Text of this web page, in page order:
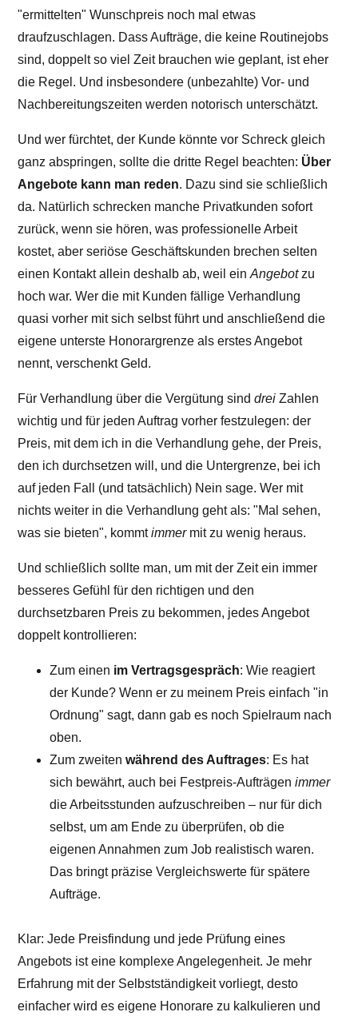
"ermittelten" Wunschpreis noch mal etwas
draufzuschlagen. Dass Aufträge, die keine Routinejobs
sind, doppelt so viel Zeit brauchen wie geplant, ist eher
die Regel. Und insbesondere (unbezahlte) Vor- und
Nachbereitungszeiten werden notorisch unterschätzt.
Und wer fürchtet, der Kunde könnte vor Schreck gleich
ganz abspringen, sollte die dritte Regel beachten: Über
Angebote kann man reden. Dazu sind sie schließlich
da. Natürlich schrecken manche Privatkunden sofort
zurück, wenn sie hören, was professionelle Arbeit
kostet, aber seriöse Geschäftskunden brechen selten
einen Kontakt allein deshalb ab, weil einAngebotzu
hoch war. Wer die mit Kunden fällige Verhandlung
quasi vorher mit sich selbst führt und anschließend die
eigene unterste Honorargrenze als erstes Angebot
nennt, verschenkt Geld.
Für Verhandlung über die Vergütung sinddrei Zahlen
wichtig und für jeden Auftrag vorher festzulegen: der
Preis, mit dem ich in die Verhandlung gehe, der Preis,
den ich durchsetzen will, und die Untergrenze, bei ich
auf jeden Fall (und tatsächlich) Nein sage. Wer mit
nichts weiter in die Verhandlung geht als: "Mal sehen,
was sie bieten", kommtimmermit zu wenig heraus.
Und schließlich sollte man, um mit der Zeit ein immer
besseres Gefühl für den richtigen und den
durchsetzbaren Preis zu bekommen, jedes Angebot
doppelt kontrollieren:
Zum einen im Vertragsgespräch: Wie reagiert
der Kunde? Wenn er zu meinem Preis einfach "in
Ordnung" sagt, dann gab es noch Spielraum nach
oben.
Zum zweitenwährend des Auftrages: Es hat
sich bewährt, auch bei Festpreis-Aufträgenimmer
die Arbeitsstunden aufzuschreiben – nur für dich
selbst, um am Ende zu überprüfen, ob die
eigenen Annahmen zum Job realistisch waren.
Das bringt präzise Vergleichswerte für spätere
Aufträge.
Klar: Jede Preisfindung und jede Prüfung eines
Angebots ist eine komplexe Angelegenheit. Je mehr
Erfahrung mit der Selbstständigkeit vorliegt, desto
einfacher wird es eigene Honorare zu kalkulieren und